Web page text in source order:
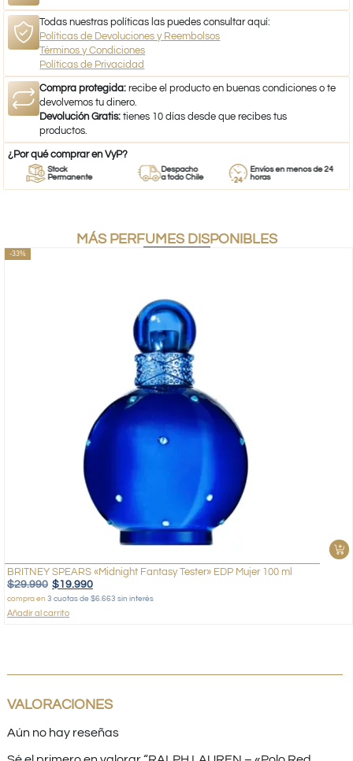
Todas nuestras políticas las puedes consultar aquí:
Políticas de Devoluciones y Reembolsos
Términos y Condiciones
Políticas de Privacidad
Compra protegida: recibe el producto en buenas condiciones o te
devolvemos tu dinero.
Devolución Gratis: tienes 10 días desde que recibes tus
productos.
¿Por qué comprar en VyP?
Stock
Permanente
Despacho
a todo Chile
Envíos en menos de 24
horas
MÁS PERFUMES DISPONIBLES
-33%
BRITNEY SPEARS «Midnight Fantasy Tester» EDP Mujer 100 ml
$29.990 $19.990
compra en 3 cuotas de $6.663 sin interés
Añadir al carrito
VALORACIONES
Aún no hay reseñas